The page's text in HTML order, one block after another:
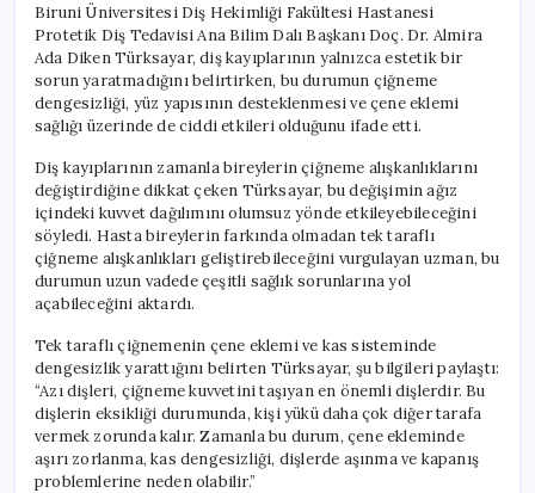
Tehdit
Ediyor
için
Biruni Üniversitesi Diş Hekimliği Fakültesi Hastanesi
Protetik Diş Tedavisi Ana Bilim Dalı Başkanı Doç. Dr. Almira
Ada Diken Türksayar, diş kayıplarının yalnızca estetik bir
sorun yaratmadığını belirtirken, bu durumun çiğneme
dengesizliği, yüz yapısının desteklenmesi ve çene eklemi
sağlığı üzerinde de ciddi etkileri olduğunu ifade etti.
Diş kayıplarının zamanla bireylerin çiğneme alışkanlıklarını
değiştirdiğine dikkat çeken Türksayar, bu değişimin ağız
içindeki kuvvet dağılımını olumsuz yönde etkileyebileceğini
söyledi. Hasta bireylerin farkında olmadan tek taraflı
çiğneme alışkanlıkları geliştirebileceğini vurgulayan uzman, bu
durumun uzun vadede çeşitli sağlık sorunlarına yol
açabileceğini aktardı.
Tek taraflı çiğnemenin çene eklemi ve kas sisteminde
dengesizlik yarattığını belirten Türksayar, şu bilgileri paylaştı:
“Azı dişleri, çiğneme kuvvetini taşıyan en önemli dişlerdir. Bu
dişlerin eksikliği durumunda, kişi yükü daha çok diğer tarafa
vermek zorunda kalır. Zamanla bu durum, çene ekleminde
aşırı zorlanma, kas dengesizliği, dişlerde aşınma ve kapanış
problemlerine neden olabilir.”